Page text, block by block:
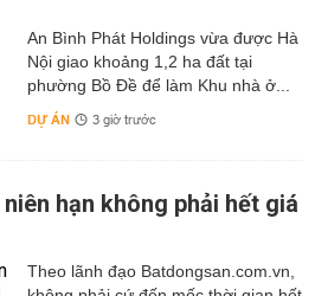
An Bình Phát Holdings vừa được Hà
Nội giao khoảng 1,2 ha đất tại
phường Bồ Đề để làm Khu nhà ở...
DỰ ÁN 3 giờ trước
hạn không phải hết giá
Theo lãnh đạo Batdongsan.com.vn,